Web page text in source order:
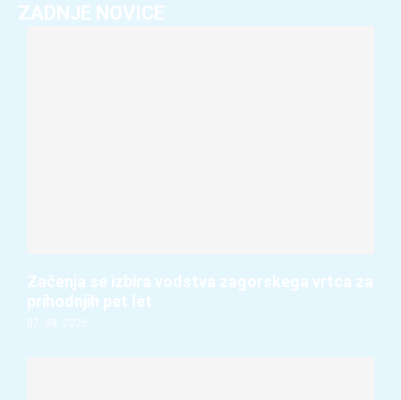
ZADNJE NOVICE
Začenja se izbira vodstva zagorskega vrtca za
prihodnjih pet let
07. 08. 2026